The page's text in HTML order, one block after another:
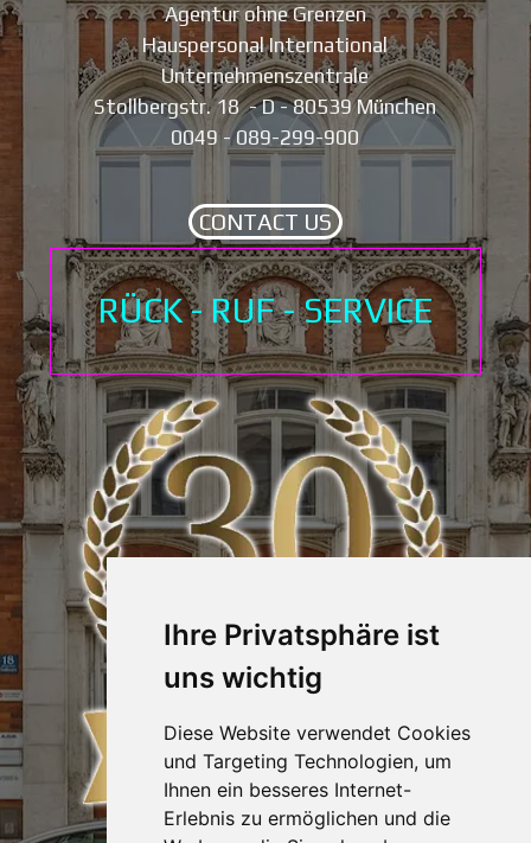
Ihre Privatsphäre ist
uns wichtig
Diese Website verwendet Cookies
und Targeting Technologien, um
Ihnen ein besseres Internet-
Erlebnis zu ermöglichen und die
Agentur ohne Grenzen
Hauspersonal International
Unternehmenszentrale
Stollbergstr. 18 - D - 80539 München
0049 - 089-299-900
CONTACT US
RÜCK - RUF - SERVICE